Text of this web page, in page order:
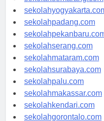
sekolahsemarang.com
sekolahyogyakarta.com
sekolahpadang.com
sekolahpekanbaru.com
sekolahserang.com
sekolahmataram.com
sekolahsurabaya.com
sekolahpalu.com
sekolahmakassar.com
sekolahkendari.com